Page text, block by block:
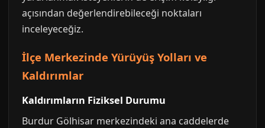
açısından değerlendirebileceği noktaları
inceleyeceğiz.
İlçe Merkezinde Yürüyüş Yolları ve
Kaldırımlar
Kaldırımların Fiziksel Durumu
Burdur Gölhisar merkezindeki ana caddelerde